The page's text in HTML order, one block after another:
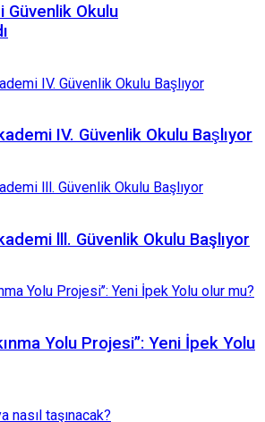
Güvenlik Okulu
IV. Güvenlik Okulu Başlıyor
lll. Güvenlik Okulu Başlıyor
Yolu Projesi’’: Yeni İpek Yolu